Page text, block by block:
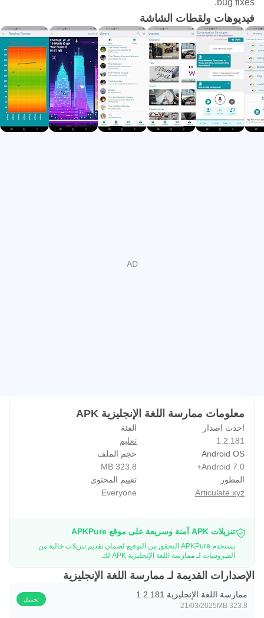
bug fixes.
فيديوهات ولقطات الشاشة
معلومات ممارسة اللغة الإنجليزية APK
احدث اصدار
1.2.181
الفئة
تعليم
Android OS
Android 7.0+
حجم الملف
323.8 MB
المطور
Articulate.xyz
تقييم المحتوى
Everyone
تنزيلات APK آمنة وسريعة على موقع APKPure
يستخدم APKPure التحقق من التوقيع لضمان تقديم تنزيلات خالية من
الفيروسات لـ ممارسة اللغة الإنجليزية APK لك.
الإصدارات القديمة لـ ممارسة اللغة الإنجليزية
ممارسة اللغة الإنجليزية 1.2.181
323.8 MB
21/03/2025
تحميل